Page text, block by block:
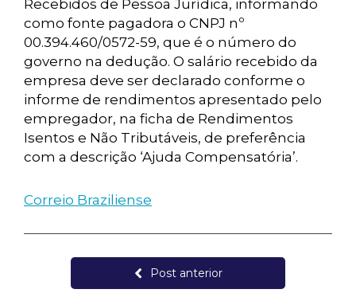
Recebidos de Pessoa Jurídica, informando
como fonte pagadora o CNPJ nº
00.394.460/0572-59, que é o número do
governo na dedução. O salário recebido da
empresa deve ser declarado conforme o
informe de rendimentos apresentado pelo
empregador, na ficha de Rendimentos
Isentos e Não Tributáveis, de preferência
com a descrição ‘Ajuda Compensatória’.
Correio Braziliense
Post anterior